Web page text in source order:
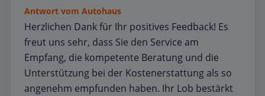
Antwort vom Autohaus
Herzlichen Dank für Ihr positives Feedback! Es
freut uns sehr, dass Sie den Service am
Empfang, die kompetente Beratung und die
Unterstützung bei der Kostenerstattung als so
angenehm empfunden haben. Ihr Lob bestärkt